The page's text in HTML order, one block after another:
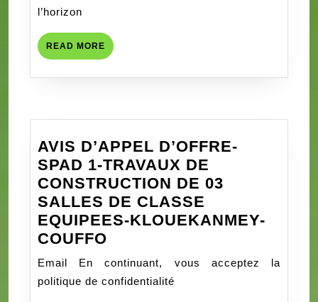
PEPFAR
la
Médicale
RACINES
l’horizon
READ MORE READ
MORE
AVIS D’APPEL D’OFFRE-
SPAD 1-TRAVAUX DE
CONSTRUCTION DE 03
SALLES DE CLASSE
EQUIPEES-KLOUEKANMEY-
COUFFO
D’APPEL
D’OFFRE-
Email En continuant, vous acceptez la
politique de confidentialité